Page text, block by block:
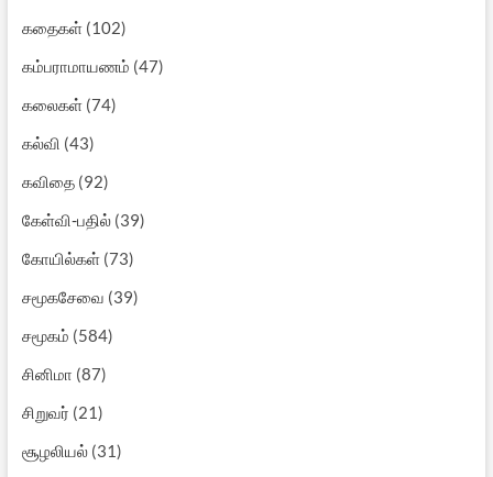
கதைகள்(102)
கம்பராமாயணம் (47)
கலைகள்(74)
கல்வி (43)
கவிதை(92)
கேள்வி-பதில்(39)
கோயில்கள்(73)
சமூகசேவை (39)
சமூகம் (584)
சினிமா (87)
சிறுவர் (21)
சூழலியல்(31)